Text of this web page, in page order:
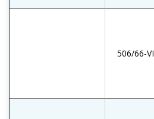
506/66-VI